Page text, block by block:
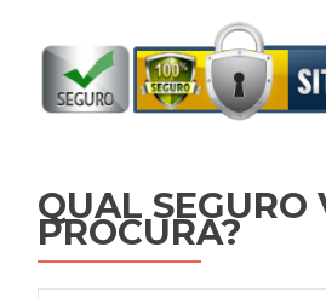
QUAL SEGURO
PROCURA?